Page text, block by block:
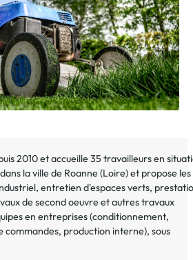
2010 et accueille 35 travailleurs en
la ville de Roanne (Loire) et propose les
entretien d'espaces verts,
de second oeuvre et autres travaux
en entreprises (conditionnement,
commandes, production interne), sous